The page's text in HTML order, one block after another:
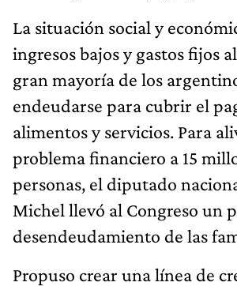
La situación social y
ingresos bajos y gastos fijos
gran mayoría de los
endeudarse para cubrir el
alimentos y servicios. Para
problema financiero a 15
personas, el diputado
Michel llevó al Congreso un
desendeudamiento de las
Propuso crear una línea de